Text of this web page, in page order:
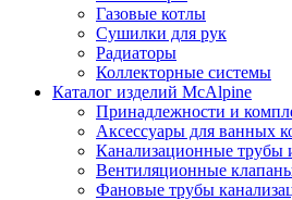
Газовые котлы
Сушилки для рук
Радиаторы
Коллекторные системы
Каталог изделий McAlpine
Принадлежности и
Аксессуары для ванных
Канализационные трубы
Вентиляционные
Фановые трубы